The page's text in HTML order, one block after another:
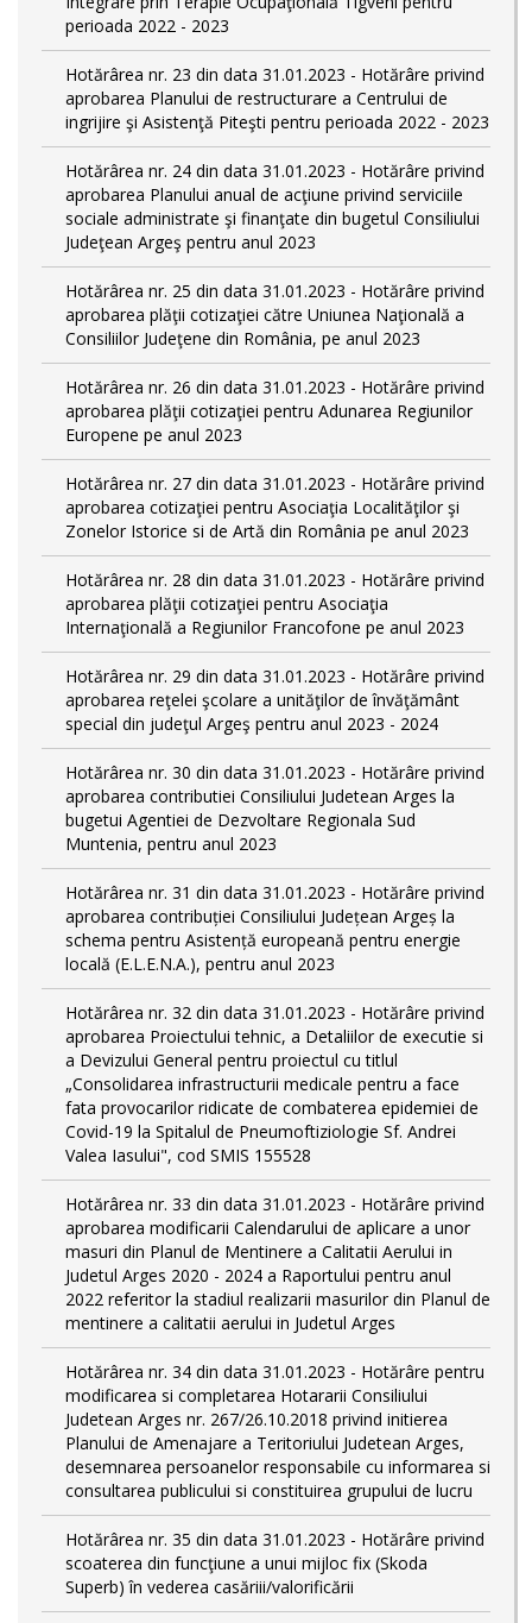
perioada 2022 - 2023
Hotărârea nr. 23 din data 31.01.2023 - Hotărâre privind
aprobarea Planului de restructurare a Centrului de
ingrijire şi Asistenţă Piteşti pentru perioada 2022 - 2023
Hotărârea nr. 24 din data 31.01.2023 - Hotărâre privind
aprobarea Planului anual de acţiune privind serviciile
sociale administrate şi finanţate din bugetul Consiliului
Judeţean Argeş pentru anul 2023
Hotărârea nr. 25 din data 31.01.2023 - Hotărâre privind
aprobarea plăţii cotizaţiei către Uniunea Naţională a
Consiliilor Judeţene din România, pe anul 2023
Hotărârea nr. 26 din data 31.01.2023 - Hotărâre privind
aprobarea plăţii cotizaţiei pentru Adunarea Regiunilor
Europene pe anul 2023
Hotărârea nr. 27 din data 31.01.2023 - Hotărâre privind
aprobarea cotizaţiei pentru Asociaţia Localităţilor şi
Zonelor Istorice si de Artă din România pe anul 2023
Hotărârea nr. 28 din data 31.01.2023 - Hotărâre privind
aprobarea plăţii cotizaţiei pentru Asociaţia
Internaţională a Regiunilor Francofone pe anul 2023
Hotărârea nr. 29 din data 31.01.2023 - Hotărâre privind
aprobarea reţelei şcolare a unităţilor de învăţământ
special din judeţul Argeş pentru anul 2023 - 2024
Hotărârea nr. 30 din data 31.01.2023 - Hotărâre privind
aprobarea contributiei Consiliului Judetean Arges la
bugetui Agentiei de Dezvoltare Regionala Sud
Muntenia, pentru anul 2023
Hotărârea nr. 31 din data 31.01.2023 - Hotărâre privind
aprobarea contribuției Consiliului Județean Argeș la
schema pentru Asistență europeană pentru energie
locală (E.L.E.N.A.), pentru anul 2023
Hotărârea nr. 32 din data 31.01.2023 - Hotărâre privind
aprobarea Proiectului tehnic, a Detaliilor de executie si
a Devizului General pentru proiectul cu titlul
„Consolidarea infrastructurii medicale pentru a face
fata provocarilor ridicate de combaterea epidemiei de
Covid-19 la Spitalul de Pneumoftiziologie Sf. Andrei
Valea Iasului", cod SMIS 155528
Hotărârea nr. 33 din data 31.01.2023 - Hotărâre privind
aprobarea modificarii Calendarului de aplicare a unor
masuri din Planul de Mentinere a Calitatii Aerului in
Judetul Arges 2020 - 2024 a Raportului pentru anul
2022 referitor la stadiul realizarii masurilor din Planul de
mentinere a calitatii aerului in Judetul Arges
Hotărârea nr. 34 din data 31.01.2023 - Hotărâre pentru
modificarea si completarea Hotararii Consiliului
Judetean Arges nr. 267/26.10.2018 privind initierea
Planului de Amenajare a Teritoriului Judetean Arges,
desemnarea persoanelor responsabile cu informarea si
consultarea publicului si constituirea grupului de lucru
Hotărârea nr. 35 din data 31.01.2023 - Hotărâre privind
scoaterea din funcţiune a unui mijloc fix (Skoda
Superb) în vederea casăriii/valorificării